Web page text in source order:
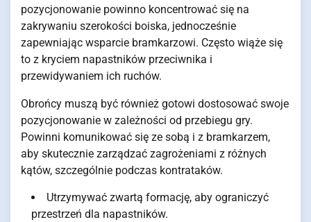
pozycjonowanie powinno koncentrować się na
zakrywaniu szerokości boiska, jednocześnie
zapewniając wsparcie bramkarzowi. Często wiąże się
to z kryciem napastników przeciwnika i
przewidywaniem ich ruchów.
Obrońcy muszą być również gotowi dostosować swoje
pozycjonowanie w zależności od przebiegu gry.
Powinni komunikować się ze sobą i z bramkarzem,
aby skutecznie zarządzać zagrożeniami z różnych
kątów, szczególnie podczas kontrataków.
Utrzymywać zwartą formację, aby ograniczyć
przestrzeń dla napastników.